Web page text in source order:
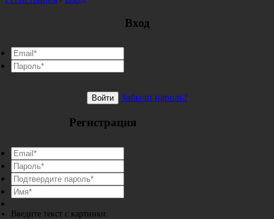
Вход
Войти Забыли пароль?
Регистрация
Введите текст с картинки: